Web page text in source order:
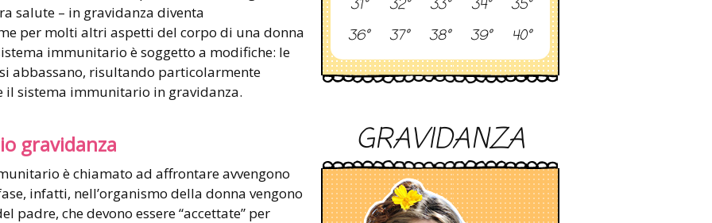
salute – in gravidanza diventa
per molti altri aspetti del corpo di una donna
immunitario è soggetto a modifiche: le
abbassano, risultando particolarmente
il sistema immunitario in gravidanza.
gravidanza
è chiamato ad affrontare avvengono
infatti, nell’organismo della donna vengono
padre, che devono essere “accettate” per
31°
32° 33° 34°
35°
36°
37° 38° 39° 40°
GRAVIDANZA